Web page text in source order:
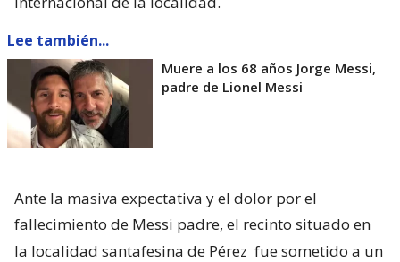
Lee también...
Muere a los 68 años Jorge Messi,
padre de Lionel Messi
Ante la masiva expectativa y el dolor por el
fallecimiento de Messi padre, el recinto situado en
la localidad santafesina de Pérez fue sometido a un